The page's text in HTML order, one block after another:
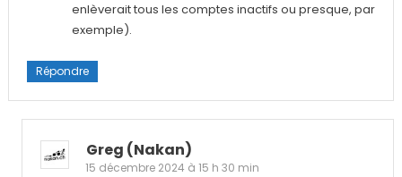
enlèverait tous les comptes inactifs ou presque, par
exemple).
Répondre
Greg (nakan)
15 décembre 2024 à 15 h 30 min